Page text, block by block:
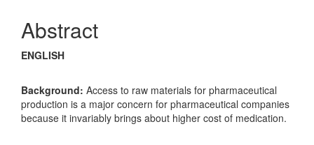
Abstract
ENGLISH
Background: Access to raw materials for pharmaceutical
production is a major concern for pharmaceutical companies
because it invariably brings about higher cost of medication.